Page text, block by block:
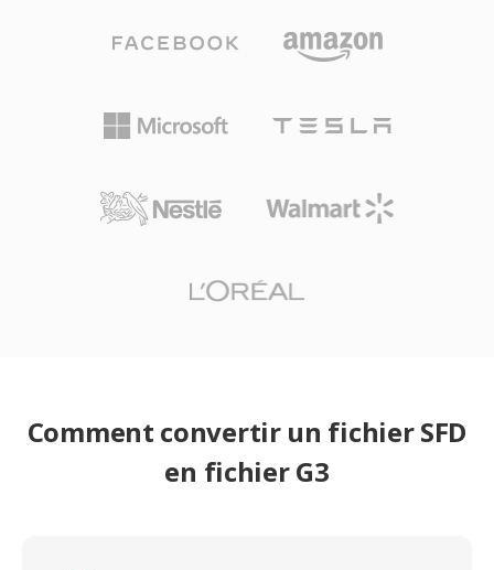
Comment convertir un fichier SFD
en fichier G3